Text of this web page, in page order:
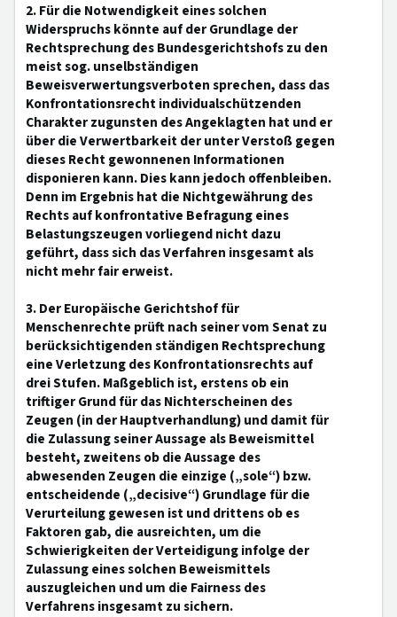
2. Für die Notwendigkeit eines solchen
Widerspruchs könnte auf der Grundlage der
Rechtsprechung des Bundesgerichtshofs zu den
meist sog. unselbständigen
Beweisverwertungsverboten sprechen, dass das
Konfrontationsrecht individualschützenden
Charakter zugunsten des Angeklagten hat und er
über die Verwertbarkeit der unter Verstoß gegen
dieses Recht gewonnenen Informationen
disponieren kann. Dies kann jedoch offenbleiben.
Denn im Ergebnis hat die Nichtgewährung des
Rechts auf konfrontative Befragung eines
Belastungszeugen vorliegend nicht dazu
geführt, dass sich das Verfahren insgesamt als
nicht mehr fair erweist.
3. Der Europäische Gerichtshof für
Menschenrechte prüft nach seiner vom Senat zu
berücksichtigenden ständigen Rechtsprechung
eine Verletzung des Konfrontationsrechts auf
drei Stufen. Maßgeblich ist, erstens ob ein
triftiger Grund für das Nichterscheinen des
Zeugen (in der Hauptverhandlung) und damit für
die Zulassung seiner Aussage als Beweismittel
besteht, zweitens ob die Aussage des
abwesenden Zeugen die einzige („sole“) bzw.
entscheidende („decisive“) Grundlage für die
Verurteilung gewesen ist und drittens ob es
Faktoren gab, die ausreichten, um die
Schwierigkeiten der Verteidigung infolge der
Zulassung eines solchen Beweismittels
auszugleichen und um die Fairness des
Verfahrens insgesamt zu sichern.